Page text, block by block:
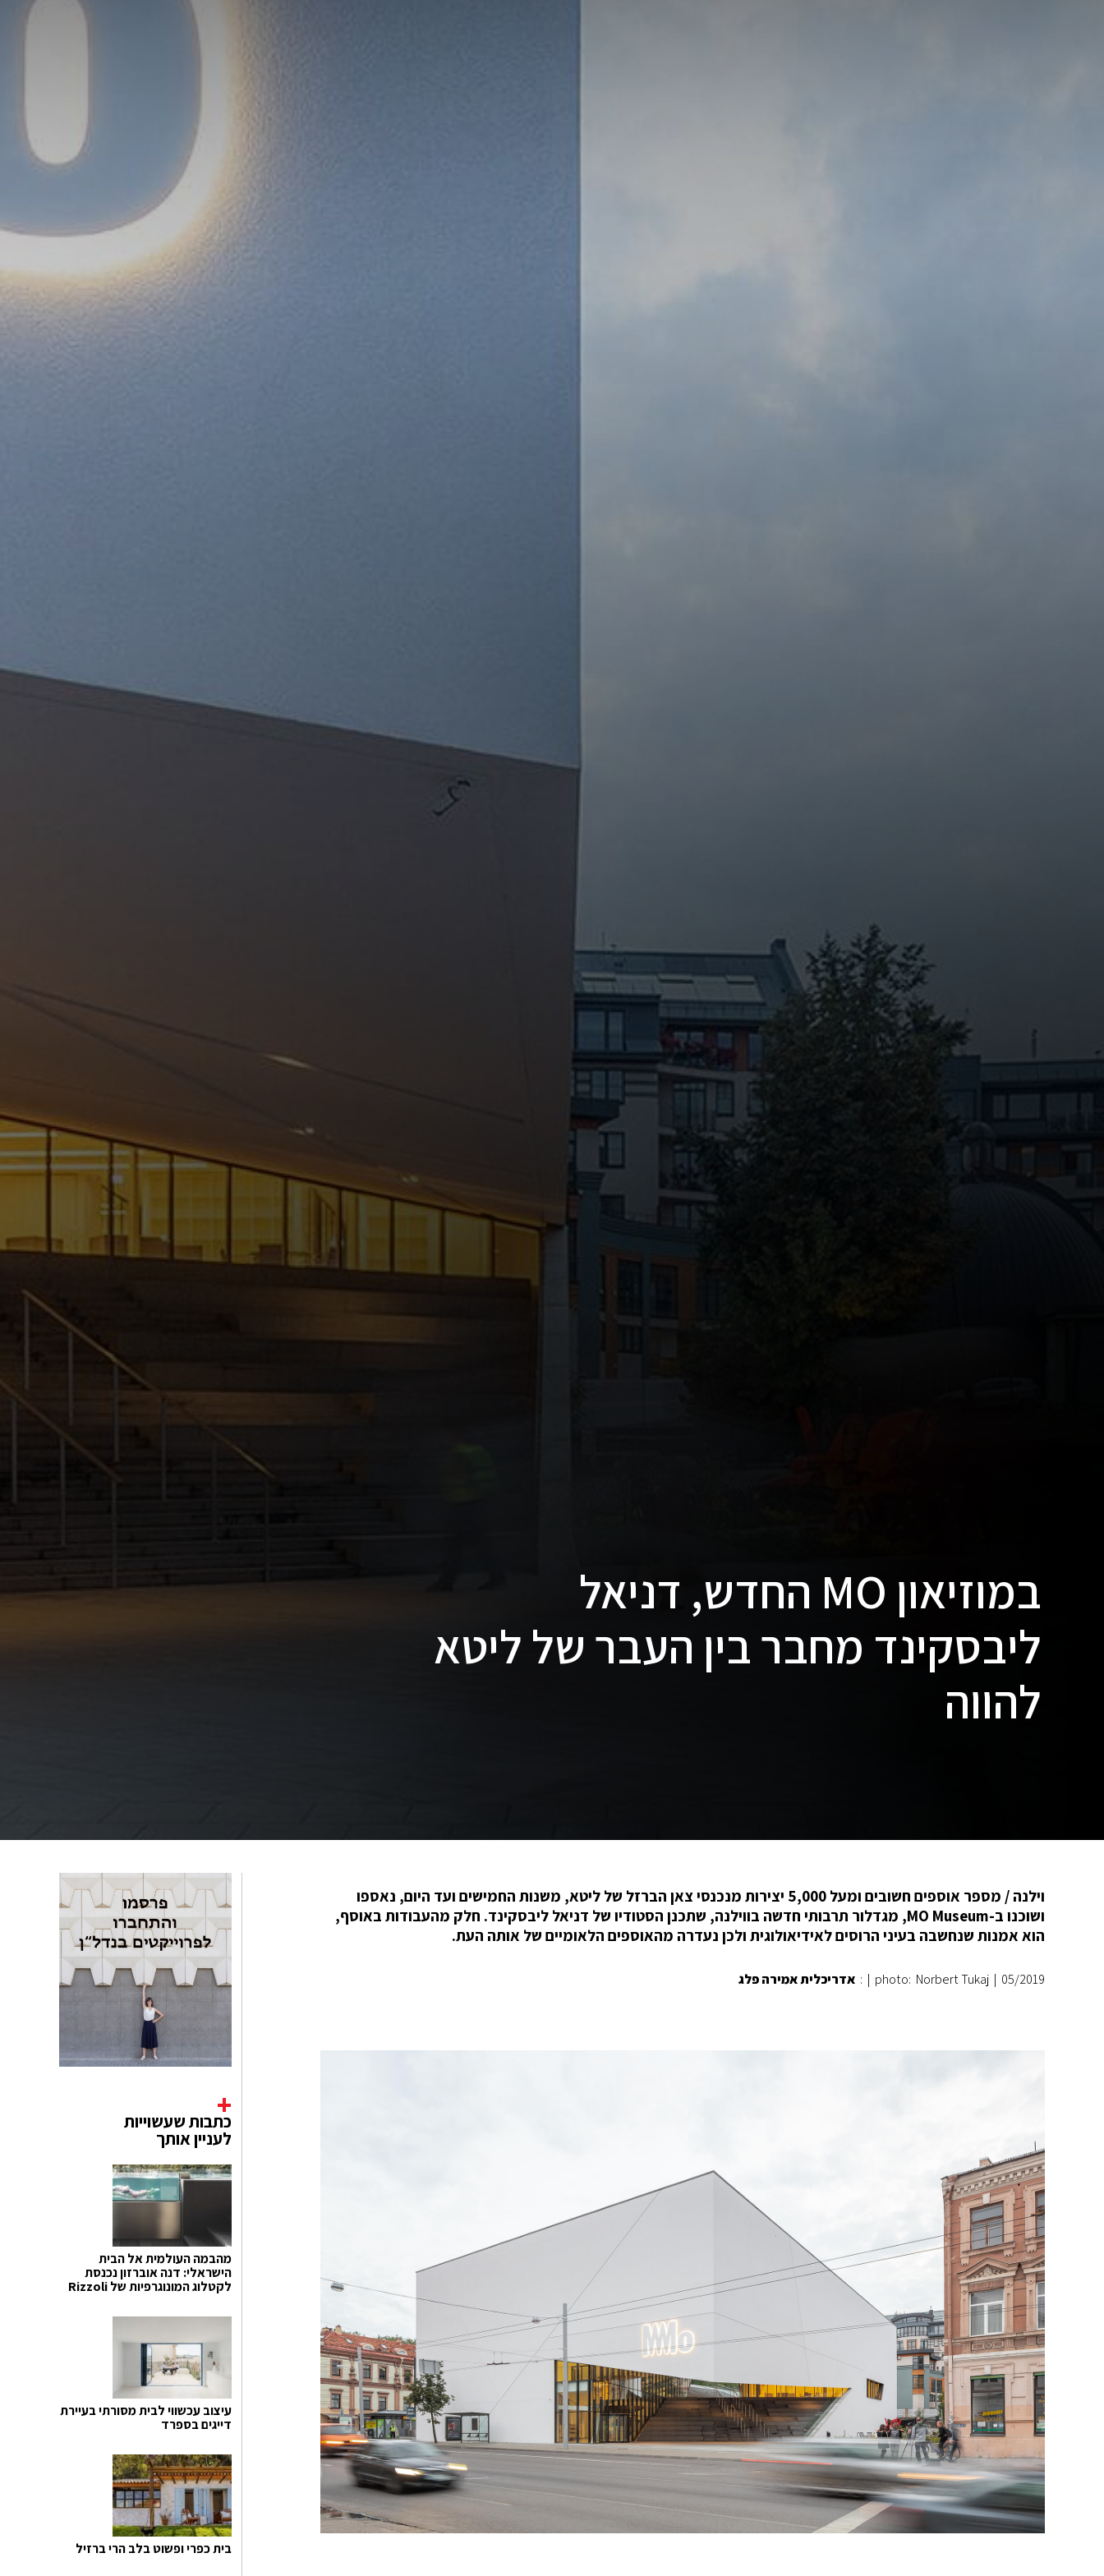
במוזיאון MO החדש, דניאל
ליבסקינד מחבר בין העבר של ליטא
להווה
וילנה / מספר אוספים חשובים ומעל 5,000 יצירות מנכנסי צאן הברזל של ליטא, משנות החמישים ועד היום, נאספו
ושוכנו ב-MO Museum, מגדלור תרבותי חדשה בווילנה, שתכנן הסטודיו של דניאל ליבסקינד. חלק מהעבודות באוסף,
הוא אמנות שנחשבה בעיני הרוסים לאידיאולוגית ולכן נעדרה מהאוספים הלאומיים של אותה העת.
05/2019
|
photo: Norbert Tukaj
|
: אדריכלית אמירה פלג
כתבות שעשוייות
לעניין אותך
מהבמה העולמית אל הבית
הישראלי: דנה אוברזון נכנסת
לקטלוג המונוגרפיות של Rizzoli
עיצוב עכשווי לבית מסורתי בעיירת
דייגים בספרד
בית כפרי ופשוט בלב הרי ברזיל